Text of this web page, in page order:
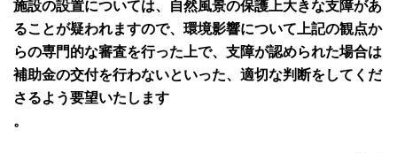
施設の設置については、自然風景の保護上大きな支障があ
ることが疑われますので、環境影響について上記の観点か
らの専門的な審査を行った上で、支障が認められた場合は
補助金の交付を行わないといった、適切な判断をしてくだ
さるよう要望いたします
。